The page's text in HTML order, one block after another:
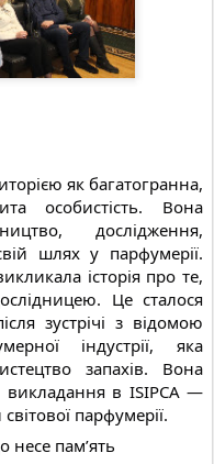
як багатогранна,
особистість. Вона
дослідження,
шлях у парфумерії.
історія про те,
Це сталося
зустрічі з відомою
індустрії, яка
запахів. Вона
викладання в ISIPCA —
парфумерії.
памʼять